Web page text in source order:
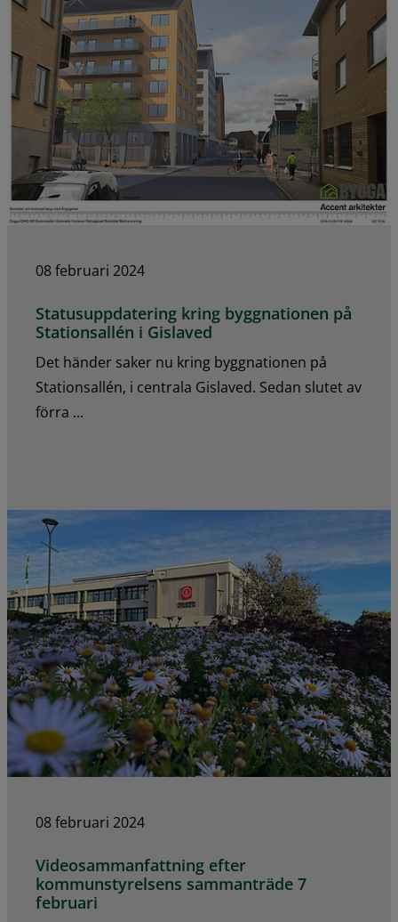
08 februari 2024
Statusuppdatering kring byggnationen på
Stationsallén i Gislaved
Det händer saker nu kring byggnationen på
Stationsallén, i centrala Gislaved. Sedan slutet av
förra ...
08 februari 2024
Videosammanfattning efter
kommunstyrelsens sammanträde 7
februari